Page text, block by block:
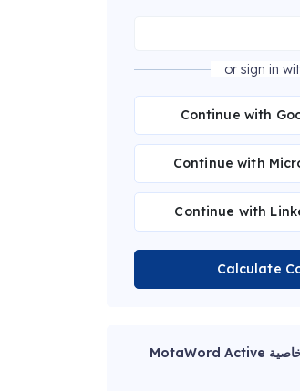
or sign in
Continue with
Continue with
Continue with
Calculate
ترجمت هذه المقالة خاصية MotaWord Active